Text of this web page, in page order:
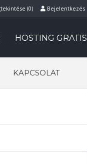
Bejelentkezés
(0)
HOSTING GRATIS
KAPCSOLAT